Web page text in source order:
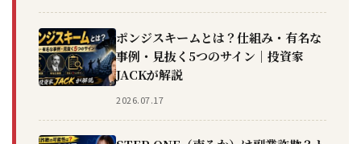
ポンジスキームとは？仕組み・有名な
事例・見抜く5つのサイン｜投資家
JACKが解説
2026.07.17